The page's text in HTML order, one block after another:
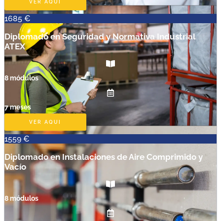
VER AQUI
1685 €
Diplomado en Seguridad y Normativa Industrial
ATEX
8 módulos
7 meses
VER AQUI
1559 €
Diplomado en Instalaciones de Aire Comprimido y
Vacío
8 módulos